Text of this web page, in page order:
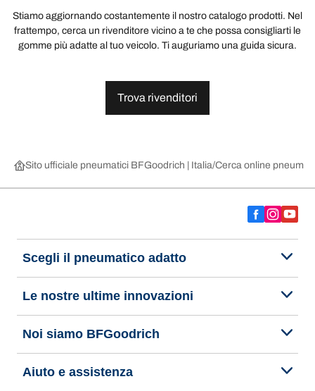
Stiamo aggiornando costantemente il nostro catalogo prodotti. Nel
frattempo, cerca un rivenditore vicino a te che possa consigliarti le
gomme più adatte al tuo veicolo. Ti auguriamo una guida sicura.
Trova rivenditori
Sito ufficiale pneumatici BFGoodrich | Italia Cerca online
Scegli il pneumatico adatto
Le nostre ultime innovazioni
Noi siamo BFGoodrich
Aiuto e assistenza